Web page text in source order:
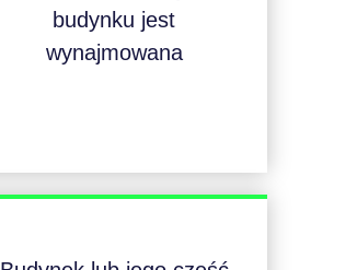
budynku jest
wynajmowana